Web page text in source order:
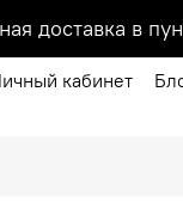
доставка в
кабинет